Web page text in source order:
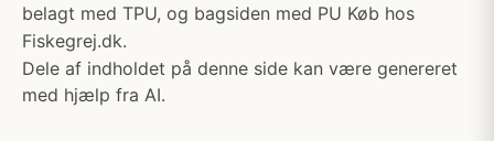
belagt med TPU, og bagsiden med PU Køb hos
Fiskegrej.dk.
Dele af indholdet på denne side kan være genereret
med hjælp fra AI.